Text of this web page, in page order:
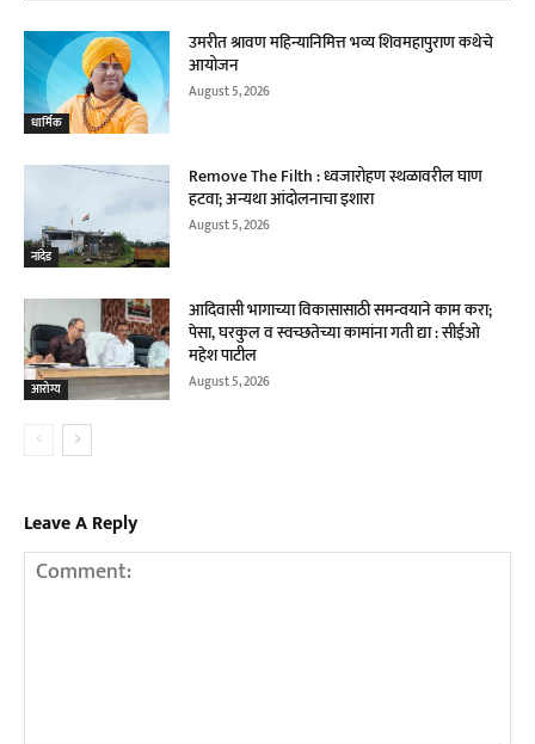
धार्मिक
उमरीत श्रावण महिन्यानिमित्त भव्य शिवमहापुराण कथेचे
आयोजन
August 5, 2026
नांदेड
Remove The Filth : ध्वजारोहण स्थळावरील घाण
हटवा; अन्यथा आंदोलनाचा इशारा
August 5, 2026
आरोग्य
आदिवासी भागाच्या विकासासाठी समन्वयाने काम करा;
पेसा, घरकुल व स्वच्छतेच्या कामांना गती द्या : सीईओ
महेश पाटील
August 5, 2026
Leave A Reply